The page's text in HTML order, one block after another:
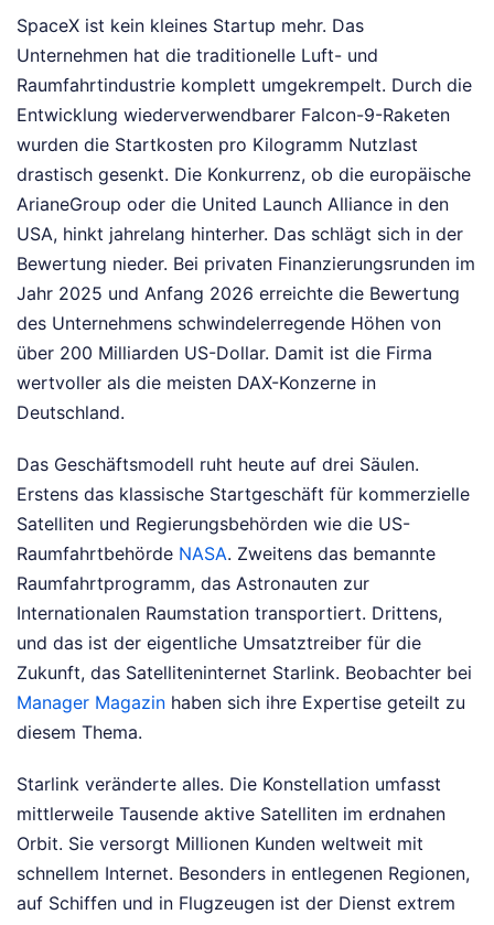
SpaceX ist kein kleines Startup mehr. Das
Unternehmen hat die traditionelle Luft- und
Raumfahrtindustrie komplett umgekrempelt. Durch die
Entwicklung wiederverwendbarer Falcon-9-Raketen
wurden die Startkosten pro Kilogramm Nutzlast
drastisch gesenkt. Die Konkurrenz, ob die europäische
ArianeGroup oder die United Launch Alliance in den
USA, hinkt jahrelang hinterher. Das schlägt sich in der
Bewertung nieder. Bei privaten Finanzierungsrunden im
Jahr 2025 und Anfang 2026 erreichte die Bewertung
des Unternehmens schwindelerregende Höhen von
über 200 Milliarden US-Dollar. Damit ist die Firma
wertvoller als die meisten DAX-Konzerne in
Deutschland.
Das Geschäftsmodell ruht heute auf drei Säulen.
Erstens das klassische Startgeschäft für kommerzielle
Satelliten und Regierungsbehörden wie die US-
Raumfahrtbehörde NASA. Zweitens das bemannte
Raumfahrtprogramm, das Astronauten zur
Internationalen Raumstation transportiert. Drittens,
und das ist der eigentliche Umsatztreiber für die
Zukunft, das Satelliteninternet Starlink. Beobachter bei
Manager Magazin haben sich ihre Expertise geteilt zu
diesem Thema.
Starlink veränderte alles. Die Konstellation umfasst
mittlerweile Tausende aktive Satelliten im erdnahen
Orbit. Sie versorgt Millionen Kunden weltweit mit
schnellem Internet. Besonders in entlegenen Regionen,
auf Schiffen und in Flugzeugen ist der Dienst extrem